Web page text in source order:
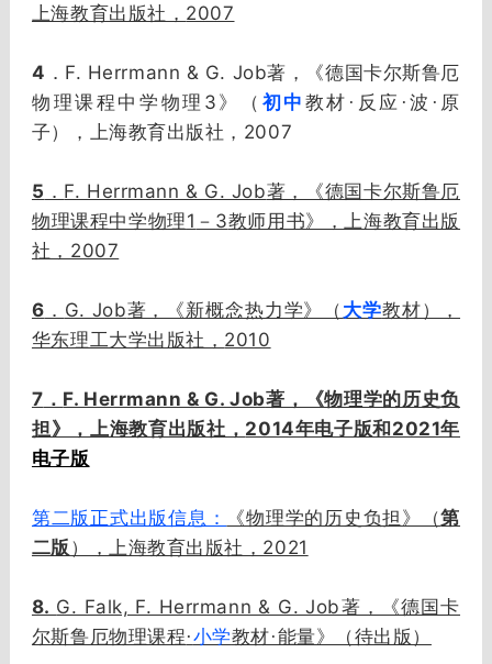
上海教育出版社， 2007
4 ． F. Herrmann & G. Job著，《德国卡尔斯鲁厄
物理课程中学物理 3 》（ 初中 教材·反应·波·原
子），上海教育出版社， 2007
5 ． F. Herrmann & G. Job著，《德国卡尔斯鲁厄
物理课程中学物理1 － 3教师用书》，上海教育出版
社， 2007
6 ． G. Job著，《新概念热力学》（ 大学教材），
华东理工大学出版社， 2010
7 ． F. Herrmann & G. Job著，《物理学的历史负
担》，上海教育出版社， 2014年电子版和2021年
电子版
第二版正式出版信息： 《物理学的历史负担》（第
二版 ），上海教育出版社，2021
8. G. Falk, F. Herrmann & G. Job著，《德国卡
尔斯鲁厄物理课程·小学教材·能量》（待出版）